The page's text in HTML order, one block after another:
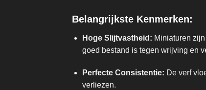
Belangrijkste Kenmerken:
Hoge Slijtvastheid: Miniaturen
goed bestand is tegen wrijving en
Perfecte Consistentie: De verf
verliezen.